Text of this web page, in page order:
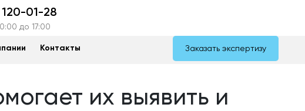
01-28
до 17:00
Контакты Заказать экспертизу
их выявить и